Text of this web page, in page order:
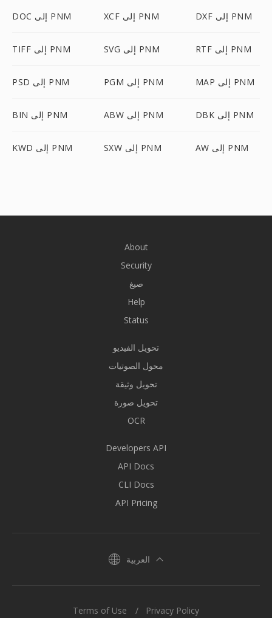
DOC إلى PNM XCF إلى PNM DXF إلى PNM
TIFF إلى PNM SVG إلى PNM RTF إلى PNM
PSD إلى PNM PGM إلى PNM MAP إلى PNM
BIN إلى PNM ABW إلى PNM DBK إلى PNM
KWD إلى PNM SXW إلى PNM AW إلى PNM
About
Security
صيغ
Help
Status
تحويل الفيديو
محول الصوتيات
تحويل وثيقة
تحويل صورة
OCR
Developers API
API Docs
CLI Docs
API Pricing
العربية
Terms of Use Privacy Policy